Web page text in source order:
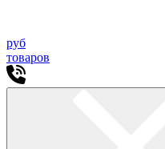
руб
товаров